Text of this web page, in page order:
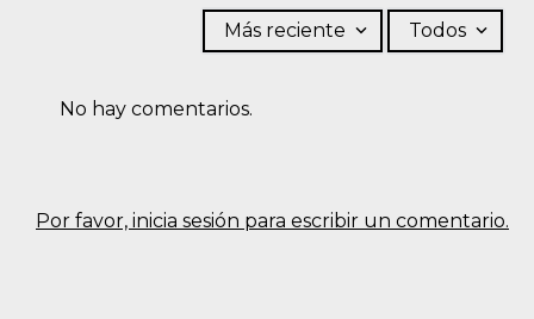
Por favor, inicia sesión para escribir un comentario.
Más reciente Todos
No hay comentarios.